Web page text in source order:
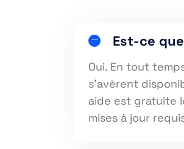
Est-ce
Oui. En tout
s'avèrent
aide est gratuite
mises à jour